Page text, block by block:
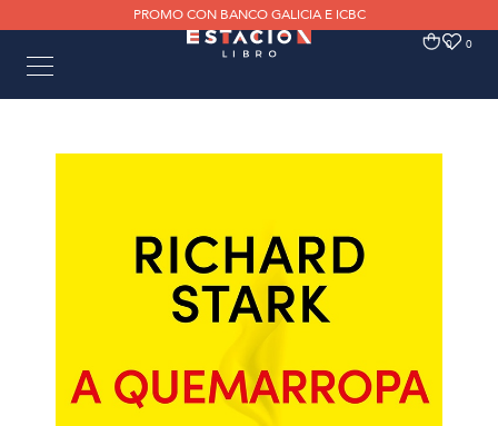
PROMO CON BANCO GALICIA E ICBC
0 0